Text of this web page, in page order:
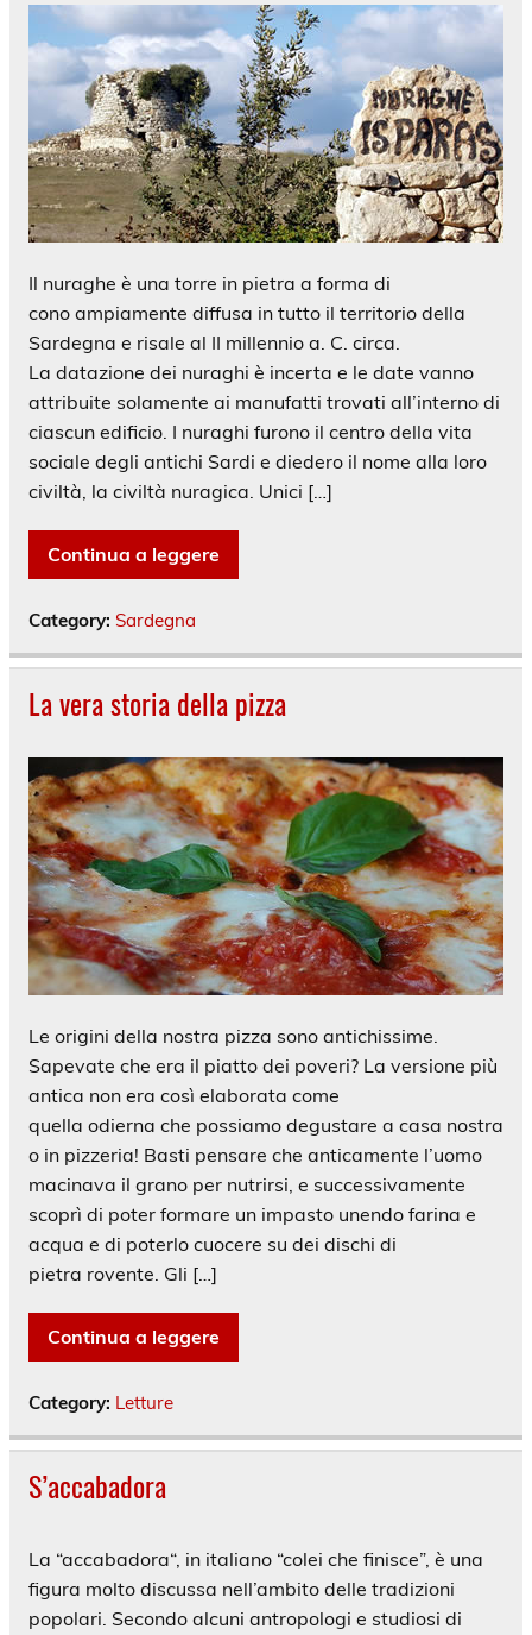
Il nuraghe è una torre in pietra a forma di
cono ampiamente diffusa in tutto il territorio della
Sardegna e risale al II millennio a. C. circa.
La datazione dei nuraghi è incerta e le date vanno
attribuite solamente ai manufatti trovati all’interno di
ciascun edificio. I nuraghi furono il centro della vita
sociale degli antichi Sardi e diedero il nome alla loro
civiltà, la civiltà nuragica. Unici […]
Continua a leggere
Category: Sardegna
La vera storia della pizza
Le origini della nostra pizza sono antichissime.
Sapevate che era il piatto dei poveri? La versione più
antica non era così elaborata come
quella odierna che possiamo degustare a casa nostra
o in pizzeria! Basti pensare che anticamente l’uomo
macinava il grano per nutrirsi, e successivamente
scoprì di poter formare un impasto unendo farina e
acqua e di poterlo cuocere su dei dischi di
pietra rovente. Gli […]
Continua a leggere
Category: Letture
S’accabadora
La “accabadora“, in italiano “colei che finisce”, è una
figura molto discussa nell’ambito delle tradizioni
popolari. Secondo alcuni antropologi e studiosi di